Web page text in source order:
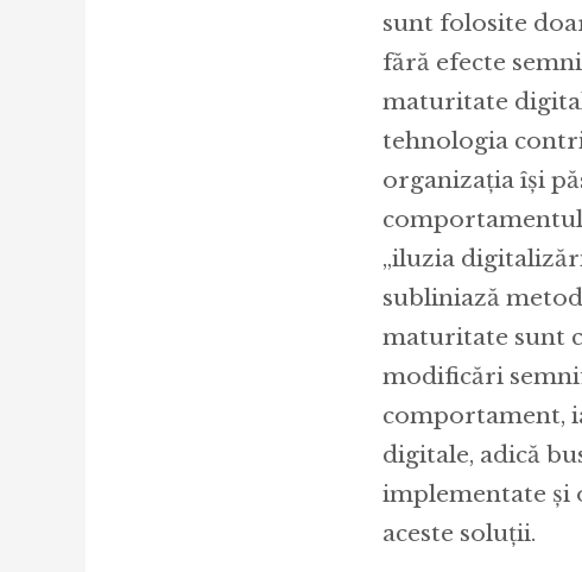
sunt folosite
fără efecte
maturitate
tehnologia
organizația își
comportamentul
„iluzia
subliniază
maturitate sunt
modificări
comportament,
digitale, adică
implementate și
aceste soluții.